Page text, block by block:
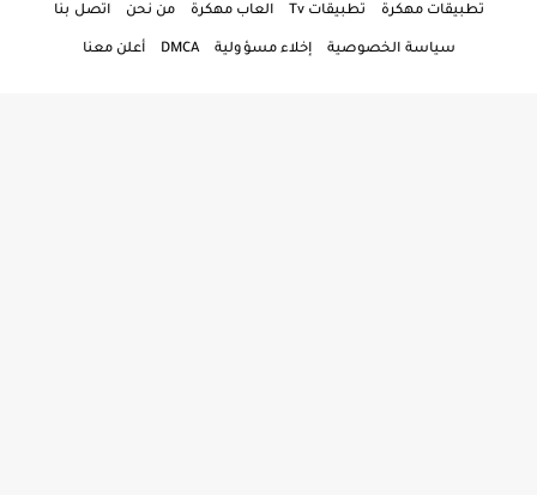
تطبيقات مهكرة تطبيقات Tv العاب مهكرة من نحن اتصل بنا
سياسة الخصوصية إخلاء مسؤولية DMCA أعلن معنا